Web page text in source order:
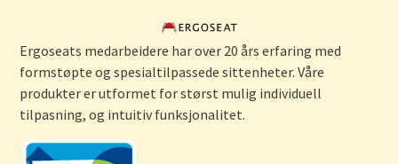
Ergoseats medarbeidere har over 20 års erfaring med
formstøpte og spesialtilpassede sittenheter. Våre
produkter er utformet for størst mulig individuell
tilpasning, og intuitiv funksjonalitet.